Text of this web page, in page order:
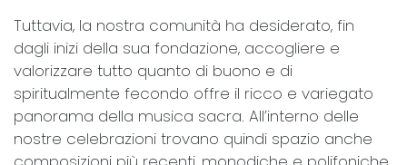
Tuttavia, la nostra comunità ha desiderato, fin
dagli inizi della sua fondazione, accogliere e
valorizzare tutto quanto di buono e di
spiritualmente fecondo offre il ricco e variegato
panorama della musica sacra. All’interno delle
nostre celebrazioni trovano quindi spazio anche